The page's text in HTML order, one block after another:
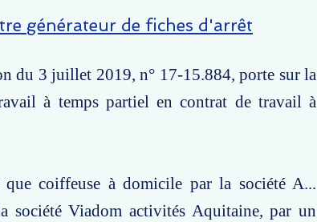
générateur de fiches d'arrêt
du 3 juillet 2019, n° 17-15.884, porte sur la
à temps partiel en contrat de travail à
coiffeuse à domicile par la société A...
société Viadom activités Aquitaine, par un